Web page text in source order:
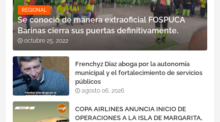
REGIONAL
Se conoció de manera extraoficial FOSPUCA
Barinas cierra sus puertas definitivamente.
octubre 25, 2022
Frenchyz Díaz aboga por la autonomía
municipal y el fortalecimiento de servicios
públicos
agosto 06, 2026
COPA AIRLINES ANUNCIA INICIO DE
OPERACIONES A LA ISLA DE MARGARITA,